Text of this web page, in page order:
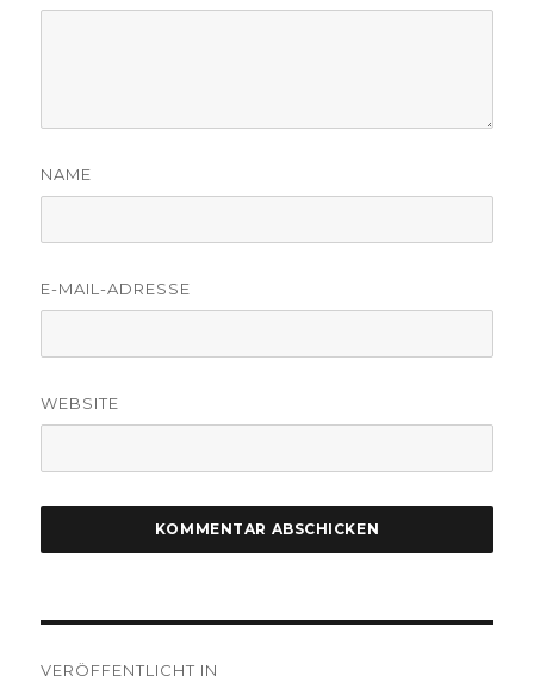
NAME
E-MAIL-ADRESSE
WEBSITE
VERÖFFENTLICHT IN